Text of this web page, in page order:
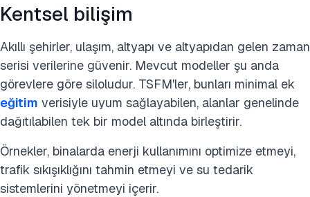
Kentsel bilişim
Akıllı şehirler, ulaşım, altyapı ve altyapıdan gelen zaman
serisi verilerine güvenir. Mevcut modeller şu anda
görevlere göre siloludur. TSFM'ler, bunları minimal ek
eğitim verisiyle uyum sağlayabilen, alanlar genelinde
dağıtılabilen tek bir model altında birleştirir.
Örnekler, binalarda enerji kullanımını optimize etmeyi,
trafik sıkışıklığını tahmin etmeyi ve su tedarik
sistemlerini yönetmeyi içerir.